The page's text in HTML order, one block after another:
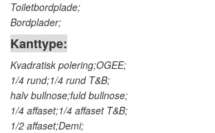
Toiletbordplade;
Bordplader;
Kanttype:
Kvadratisk polering;OGEE;
1/4 rund;1/4 rund T&B;
halv bullnose;fuld bullnose;
1/4 affaset;1/4 affaset T&B;
1/2 affaset;Demi;